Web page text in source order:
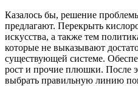
Казалось бы, решение
предлагают. Перекрыть
искусства, а также тем
которые не выказывают
существующей системе.
рост и прочие плюшки. После
выбрать правильную линию